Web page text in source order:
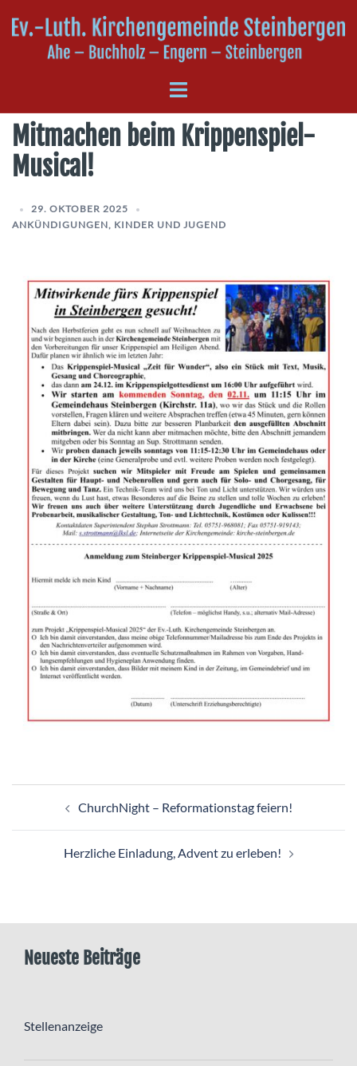
Inhalt
Menü
Mitmachen beim Krippenspiel-
Musical!
29. OKTOBER 2025
ANKÜNDIGUNGEN, KINDER UND JUGEND
ChurchNight – Reformationstag feiern!
Herzliche Einladung, Advent zu erleben!
Neueste Beiträge
Stellenanzeige